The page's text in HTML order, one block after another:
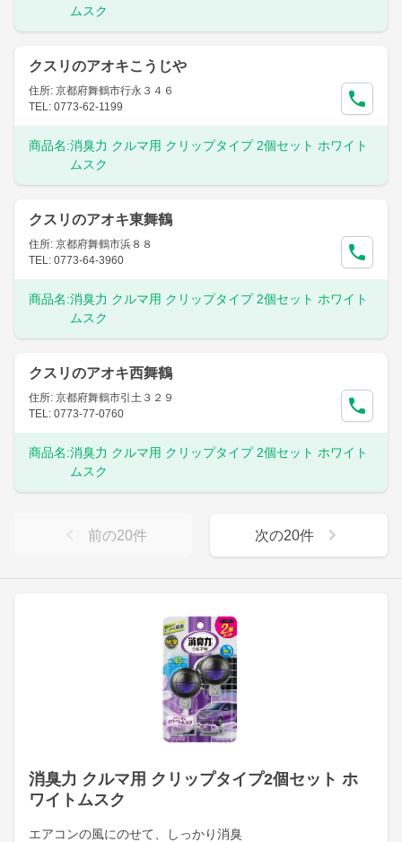
消臭力 クルマ用 クリップタイプ2個セット ホ
ワイトムスク
エアコンの風にのせて、しっかり消臭
ムスク
クスリのアオキこうじや
住所: 京都府舞鶴市行永３４６
TEL: 0773-62-1199
商品名:消臭力 クルマ用 クリップタイプ 2個セット ホワイト
ムスク
クスリのアオキ東舞鶴
住所: 京都府舞鶴市浜８８
TEL: 0773-64-3960
商品名:消臭力 クルマ用 クリップタイプ 2個セット ホワイト
ムスク
クスリのアオキ西舞鶴
住所: 京都府舞鶴市引土３２９
TEL: 0773-77-0760
商品名:消臭力 クルマ用 クリップタイプ 2個セット ホワイト
ムスク
前の20件 次の20件